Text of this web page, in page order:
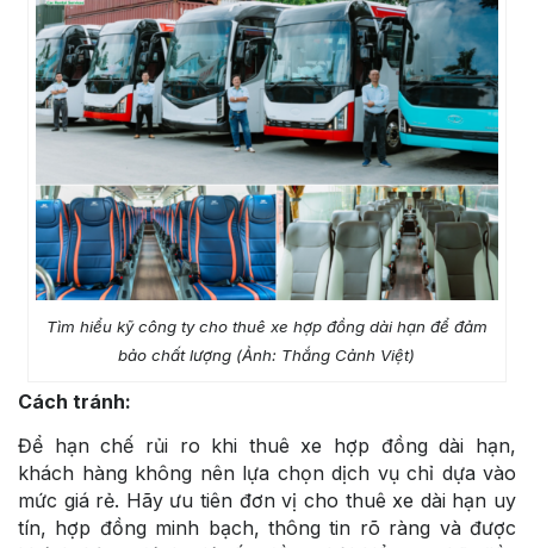
Tìm hiểu kỹ công ty cho thuê xe hợp đồng dài hạn để đảm
bảo chất lượng (Ảnh: Thắng Cảnh Việt)
Cách tránh:
Để hạn chế rủi ro khi thuê xe hợp đồng dài hạn,
khách hàng không nên lựa chọn dịch vụ chỉ dựa vào
mức giá rẻ. Hãy ưu tiên đơn vị cho thuê xe dài hạn uy
tín, hợp đồng minh bạch, thông tin rõ ràng và được